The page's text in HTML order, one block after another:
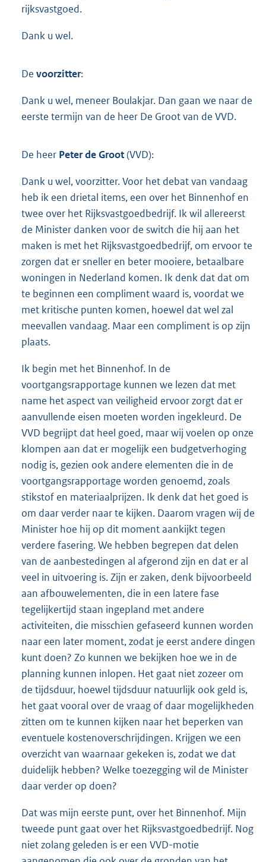
rijksvastgoed.
Dank u wel.
De voorzitter:
Dank u wel, meneer Boulakjar. Dan gaan we naar de
eerste termijn van de heer De Groot van de VVD.
De heer Peter de Groot(VVD):
Dank u wel, voorzitter. Voor het debat van vandaag
heb ik een drietal items, een over het Binnenhof en
twee over het Rijksvastgoedbedrijf. Ik wil allereerst
de Minister danken voor de switch die hij aan het
maken is met het Rijksvastgoedbedrijf, om ervoor te
zorgen dat er sneller en beter mooiere, betaalbare
woningen in Nederland komen. Ik denk dat dat om
te beginnen een compliment waard is, voordat we
met kritische punten komen, hoewel dat wel zal
meevallen vandaag. Maar een compliment is op zijn
plaats.
Ik begin met het Binnenhof. In de
voortgangsrapportage kunnen we lezen dat met
name het aspect van veiligheid ervoor zorgt dat er
aanvullende eisen moeten worden ingekleurd. De
VVD begrijpt dat heel goed, maar wij voelen op onze
klompen aan dat er mogelijk een budgetverhoging
nodig is, gezien ook andere elementen die in de
voortgangsrapportage worden genoemd, zoals
stikstof en materiaalprijzen. Ik denk dat het goed is
om daar verder naar te kijken. Daarom vragen wij de
Minister hoe hij op dit moment aankijkt tegen
verdere fasering. We hebben begrepen dat delen
van de aanbestedingen al afgerond zijn en dat er al
veel in uitvoering is. Zijn er zaken, denk bijvoorbeeld
aan afbouwelementen, die in een latere fase
tegelijkertijd staan ingepland met andere
activiteiten, die misschien gefaseerd kunnen worden
naar een later moment, zodat je eerst andere dingen
kunt doen? Zo kunnen we bekijken hoe we in de
planning kunnen inlopen. Het gaat niet zozeer om
de tijdsduur, hoewel tijdsduur natuurlijk ook geld is,
het gaat vooral over de vraag of daar mogelijkheden
zitten om te kunnen kijken naar het beperken van
eventuele kostenoverschrijdingen. Krijgen we een
overzicht van waarnaar gekeken is, zodat we dat
duidelijk hebben? Welke toezegging wil de Minister
daar verder op doen?
Dat was mijn eerste punt, over het Binnenhof. Mijn
tweede punt gaat over het Rijksvastgoedbedrijf. Nog
niet zolang geleden is er een VVD-motie